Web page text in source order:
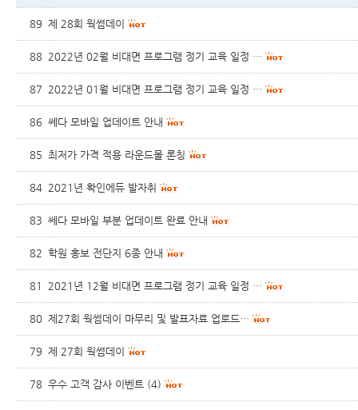
89 제 28회 웍썸데이
88 2022년 02월 비대면 프로그램 정기 교육 일정 …
87 2022년 01월 비대면 프로그램 정기 교육 일정 …
86 쎄다 모바일 업데이트 안내
85 최저가 가격 적용 라운드몰 론칭
84 2021년 확인에듀 발자취
83 쎄다 모바일 부분 업데이트 완료 안내
82 학원 홍보 전단지 6종 안내
81 2021년 12월 비대면 프로그램 정기 교육 일정 …
80 제27회 웍썸데이 마무리 및 발표자료 업로드…
79 제 27회 웍썸데이
78 우수 고객 감사 이벤트 (4)